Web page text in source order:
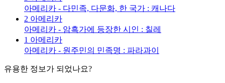
아메리카 - 다민족, 다문화, 한 국가 : 캐나다
2 아메리카
아메리카 - 암흑가에 등장한 시인 : 칠레
1 아메리카
아메리카 - 원주민의 민족명 : 파라과이
유용한 정보가 되었나요?